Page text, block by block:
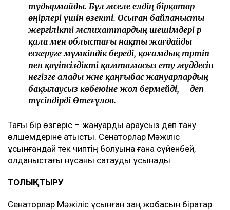
тудырмайды. Бұл мәселе елдің бірқатар
өңірлері үшін өзекті. Осыған байланысты
жергілікті мәслихаттардың шешімдері әр
қала мен облыстағы нақты жағдайды
ескеруге мүмкіндік береді, қоғамдық тәртіп
пен қауіпсіздікті қамтамасыз ету мүддесін
негізге алады және қаңғыбас жануарлардың
бақылаусыз көбеюіне жол бермейді, – деп
түсіндірді Өтеғұлов.
Тағы бір өзгеріс – жануарды қараусыз деп тану
өлшемдеріне қатысты. Сенаторлар Мәжіліс
ұсынғандай тек чиптің болуына ғана сүйенбей,
қолданыстағы нұсқаны сақтауды ұсынады.
ТОЛЫҚТЫРУ
Сенаторлар Мәжіліс ұсынған заң жобасын бірқатар